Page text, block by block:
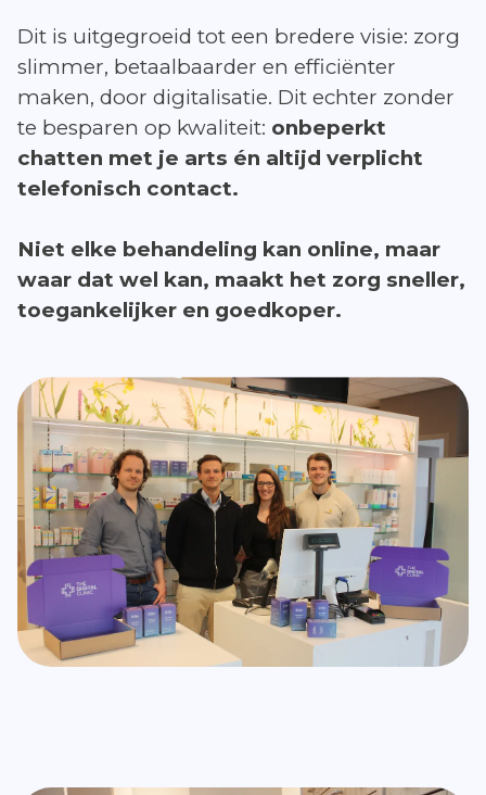
Dit is uitgegroeid tot een bredere visie: zorg
slimmer, betaalbaarder en efficiënter
maken, door digitalisatie. Dit echter zonder
te besparen op kwaliteit: onbeperkt
chatten met je arts én altijd verplicht
telefonisch contact.
Niet elke behandeling kan online, maar
waar dat wel kan, maakt het zorg sneller,
toegankelijker en goedkoper.